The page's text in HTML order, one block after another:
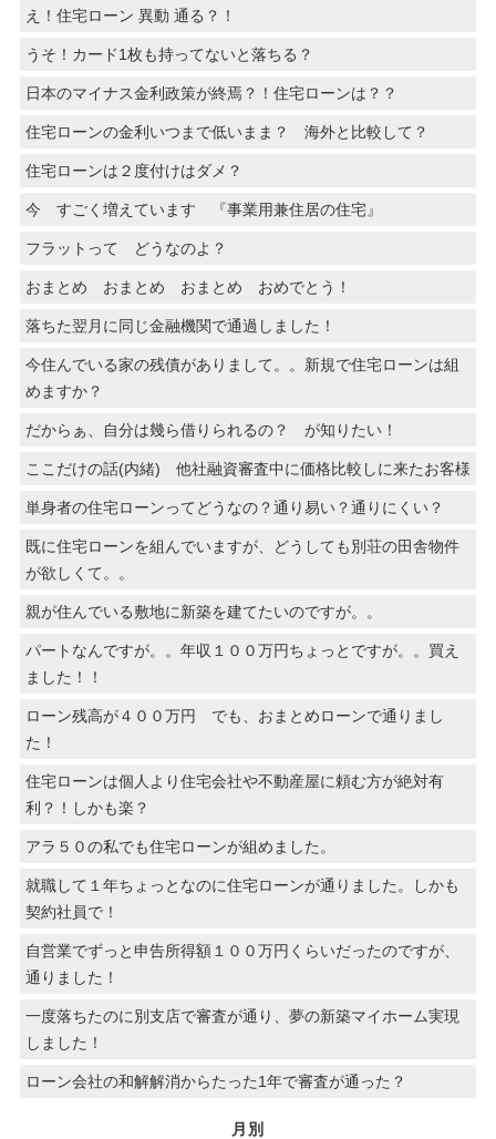
え！住宅ローン 異動 通る？！
うそ！カード1枚も持ってないと落ちる？
日本のマイナス金利政策が終焉？！住宅ローンは？？
住宅ローンの金利いつまで低いまま？ 海外と比較して？
住宅ローンは２度付けはダメ？
今 すごく増えています 『事業用兼住居の住宅』
フラットって どうなのよ？
おまとめ おまとめ おまとめ おめでとう！
落ちた翌月に同じ金融機関で通過しました！
今住んでいる家の残債がありまして。。新規で住宅ローンは組
めますか？
だからぁ、自分は幾ら借りられるの？ が知りたい！
ここだけの話(内緒) 他社融資審査中に価格比較しに来たお客様
単身者の住宅ローンってどうなの？通り易い？通りにくい？
既に住宅ローンを組んでいますが、どうしても別荘の田舎物件
が欲しくて。。
親が住んでいる敷地に新築を建てたいのですが。。
パートなんですが。。年収１００万円ちょっとですが。。買え
ました！！
ローン残高が４００万円 でも、おまとめローンで通りまし
た！
住宅ローンは個人より住宅会社や不動産屋に頼む方が絶対有
利？！しかも楽？
アラ５０の私でも住宅ローンが組めました。
就職して１年ちょっとなのに住宅ローンが通りました。しかも
契約社員で！
自営業でずっと申告所得額１００万円くらいだったのですが、
通りました！
一度落ちたのに別支店で審査が通り、夢の新築マイホーム実現
しました！
ローン会社の和解解消からたった1年で審査が通った？
月別